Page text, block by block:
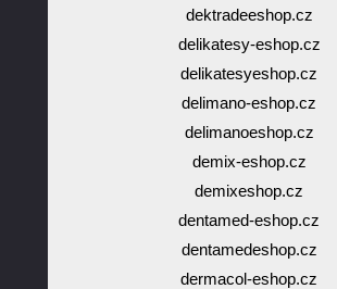
dektradeeshop.cz
delikatesy-eshop.cz
delikatesyeshop.cz
delimano-eshop.cz
delimanoeshop.cz
demix-eshop.cz
demixeshop.cz
dentamed-eshop.cz
dentamedeshop.cz
dermacol-eshop.cz